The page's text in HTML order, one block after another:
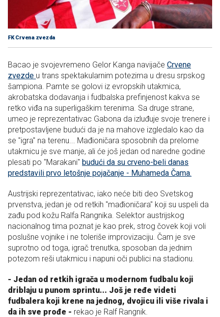
FK Crvena zvezda
Bacao je svojevremeno Gelor Kanga navijače Crvene
zvezde u trans spektakularnim potezima u dresu srpskog
šampiona. Pamte se golovi iz evropskih utakmica,
akrobatska dodavanja i fudbalska prefinjenost kakva se
retko viđa na superligaškim terenima. Sa druge strane,
umeo je reprezentativac Gabona da izluđuje svoje trenere i
pretpostavljene budući da je na mahove izgledalo kao da
se "igra" na terenu... Mađioničara sposobnih da prelome
utakmicu je sve manje, ali će još jedan od naredne godine
plesati po "Marakani" budući da su crveno-beli danas
predstavili prvo letošnje pojačanje - Muhameda Čama.
Austrijski reprezentativac, iako neće biti deo Svetskog
prvenstva, jedan je od retkih "mađioničara" koji su uspeli da
zađu pod kožu Ralfa Rangnika. Selektor austrijskog
nacionalnog tima poznat je kao prek, strog čovek koji voli
poslušne vojnike i ne toleriše improvizaciju. Čam je sve
suprotno od toga, igrač trenutka, sposoban da jednim
potezom reši utakmicu i napuni oči publici na stadionu.
- Jedan od retkih igrača u modernom fudbalu koji
driblaju u punom sprintu... Još je ređe videti
fudbalera koji krene na jednog, dvojicu ili više rivala i
da ih sve prođe - rekao je Ralf Rangnik.